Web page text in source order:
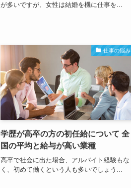
が多いですが、女性は結婚を機に仕事を...
仕事の悩み
学歴が高卒の方の初任給について 全
国の平均と給与が高い業種
高卒で社会に出た場合、アルバイト経験もな
く、初めて働くという人も多いでしょう...